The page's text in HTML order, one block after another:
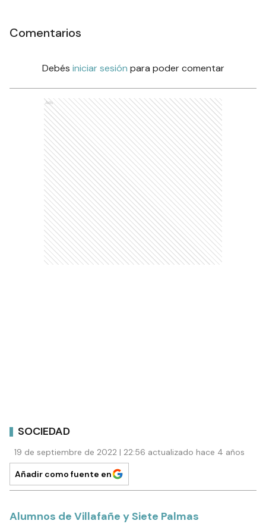
Comentarios
Debés iniciar sesión para poder comentar
Ads
SOCIEDAD
19 de septiembre de 2022 | 22:56 actualizado hace 4 años
Añadir como fuente en
Alumnos de Villafañe y Siete Palmas